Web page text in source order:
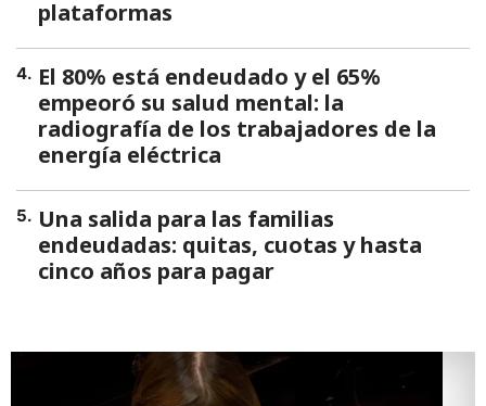
plataformas
4. El 80% está endeudado y el 65%
empeoró su salud mental: la
radiografía de los trabajadores de la
energía eléctrica
5. Una salida para las familias
endeudadas: quitas, cuotas y hasta
cinco años para pagar